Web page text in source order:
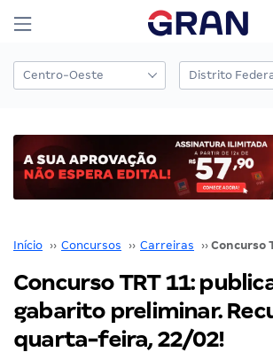
Início ›› Concursos ›› Carreiras ››
Concurso TRT 11:
gabarito preliminar.
quarta-feira, 22/02!